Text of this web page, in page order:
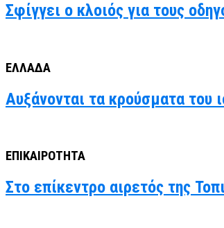
Σφίγγει ο κλοιός για τους
ΕΛΛΑΔΑ
Αυξάνονται τα κρούσματα του
ΕΠΙΚΑΙΡΟΤΗΤΑ
Στο επίκεντρο αιρετός της